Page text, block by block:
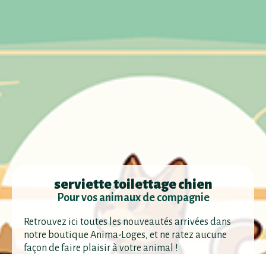
serviette toilettage chien
Pour vos animaux de compagnie
Retrouvez ici toutes les nouveautés arrivées dans
notre boutique Anima-Loges, et ne ratez aucune
façon de faire plaisir à votre animal !